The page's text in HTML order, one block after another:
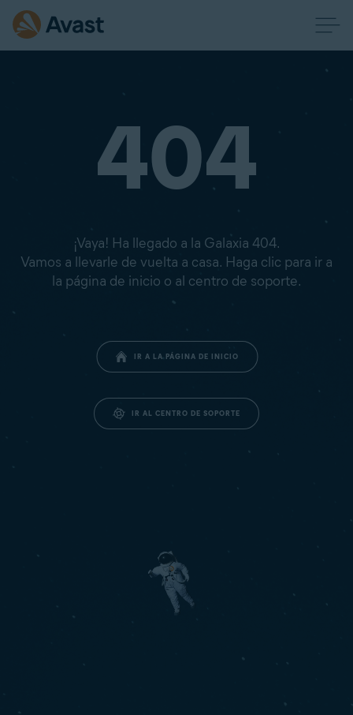
404
¡Vaya! Ha llegado a la Galaxia 404.
Vamos a llevarle de vuelta a casa. Haga clic para ir a
la página de inicio o al centro de soporte.
IR A LA PÁGINA DE INICIO
IR AL CENTRO DE SOPORTE